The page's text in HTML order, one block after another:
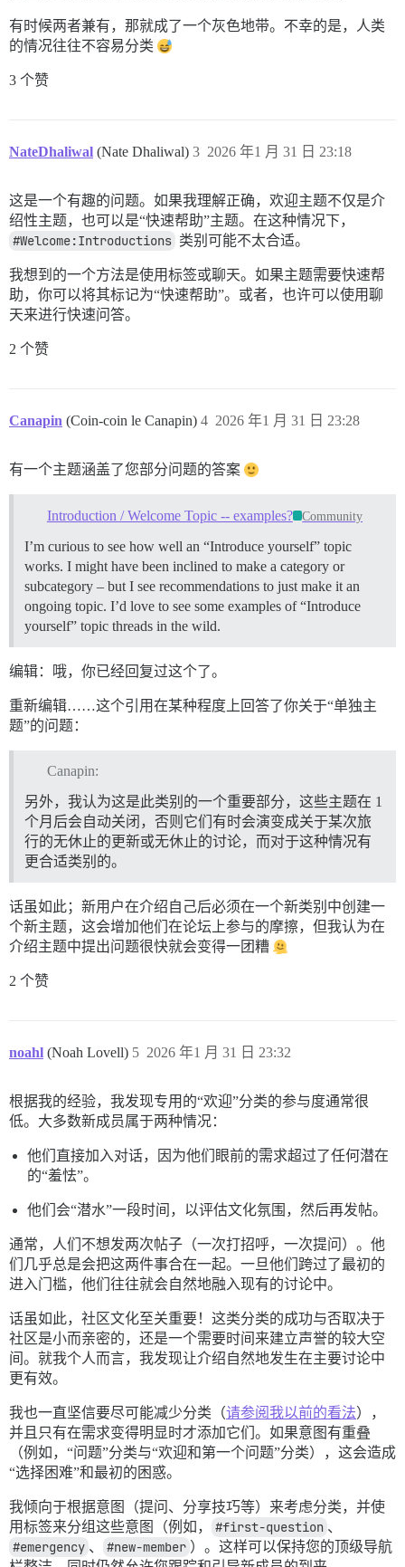
有时候两者兼有，那就成了一个灰色地带。不幸的是，人类
的情况往往不容易分类
3 个赞
NateDhaliwal (Nate Dhaliwal) 2026 年1 月 31 日 23:18
3
这是一个有趣的问题。如果我理解正确，欢迎主题不仅是介
绍性主题，也可以是“快速帮助”主题。在这种情况下，
#Welcome:Introductions 类别可能不太合适。
我想到的一个方法是使用标签或聊天。如果主题需要快速帮
助，你可以将其标记为“快速帮助”。或者，也许可以使用聊
天来进行快速问答。
2 个赞
Canapin (Coin-coin le Canapin) 2026 年1 月 31 日 23:28
4
有一个主题涵盖了您部分问题的答案
Introduction / Welcome Topic -- examples? Community
I’m curious to see how well an “Introduce yourself” topic
works. I might have been inclined to make a category or
subcategory – but I see recommendations to just make it an
ongoing topic. I’d love to see some examples of “Introduce
yourself” topic threads in the wild.
编辑：哦，你已经回复过这个了。
重新编辑……这个引用在某种程度上回答了你关于“单独主
题”的问题：
Canapin:
另外，我认为这是此类别的一个重要部分，这些主题在 1
个月后会自动关闭，否则它们有时会演变成关于某次旅
行的无休止的更新或无休止的讨论，而对于这种情况有
更合适类别的。
话虽如此；新用户在介绍自己后必须在一个新类别中创建一
个新主题，这会增加他们在论坛上参与的摩擦，但我认为在
介绍主题中提出问题很快就会变得一团糟
2 个赞
noahl (Noah Lovell) 2026 年1 月 31 日 23:32
5
根据我的经验，我发现专用的“欢迎”分类的参与度通常很
低。大多数新成员属于两种情况：
他们直接加入对话，因为他们眼前的需求超过了任何潜在
的“羞怯”。
他们会“潜水”一段时间，以评估文化氛围，然后再发帖。
通常，人们不想发两次帖子（一次打招呼，一次提问）。他
们几乎总是会把这两件事合在一起。一旦他们跨过了最初的
进入门槛，他们往往就会自然地融入现有的讨论中。
话虽如此，社区文化至关重要！这类分类的成功与否取决于
社区是小而亲密的，还是一个需要时间来建立声誉的较大空
间。就我个人而言，我发现让介绍自然地发生在主要讨论中
更有效。
我也一直坚信要尽可能减少分类（请参阅我以前的看法），
并且只有在需求变得明显时才添加它们。如果意图有重叠
（例如，“问题”分类与“欢迎和第一个问题”分类），这会造成
“选择困难”和最初的困惑。
我倾向于根据意图（提问、分享技巧等）来考虑分类，并使
用标签来分组这些意图（例如，
#first-question 、
#emergency 、 #new-member ）。这样可以保持您的顶级导航